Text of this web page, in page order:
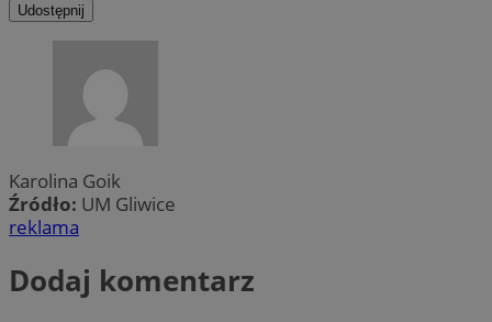
Udostępnij
Karolina Goik
Źródło: UM Gliwice
reklama
Dodaj komentarz